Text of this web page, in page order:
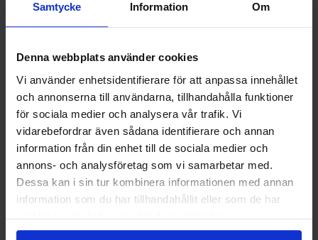
Samtycke Information Om
Denna webbplats använder cookies
Vi använder enhetsidentifierare för att anpassa innehållet
och annonserna till användarna, tillhandahålla funktioner
för sociala medier och analysera vår trafik. Vi
vidarebefordrar även sådana identifierare och annan
information från din enhet till de sociala medier och
annons- och analysföretag som vi samarbetar med.
Dessa kan i sin tur kombinera informationen med annan
information som du har tillhandahållit eller som de har
samlat in när du har använt deras tjänster.
LÄGG TILL
STANDARDMONTAGE
Vi monterar och CE-märker din nya port.
för att se vad som ingår i ett
Pris 13 588
Delbetala med Svea(